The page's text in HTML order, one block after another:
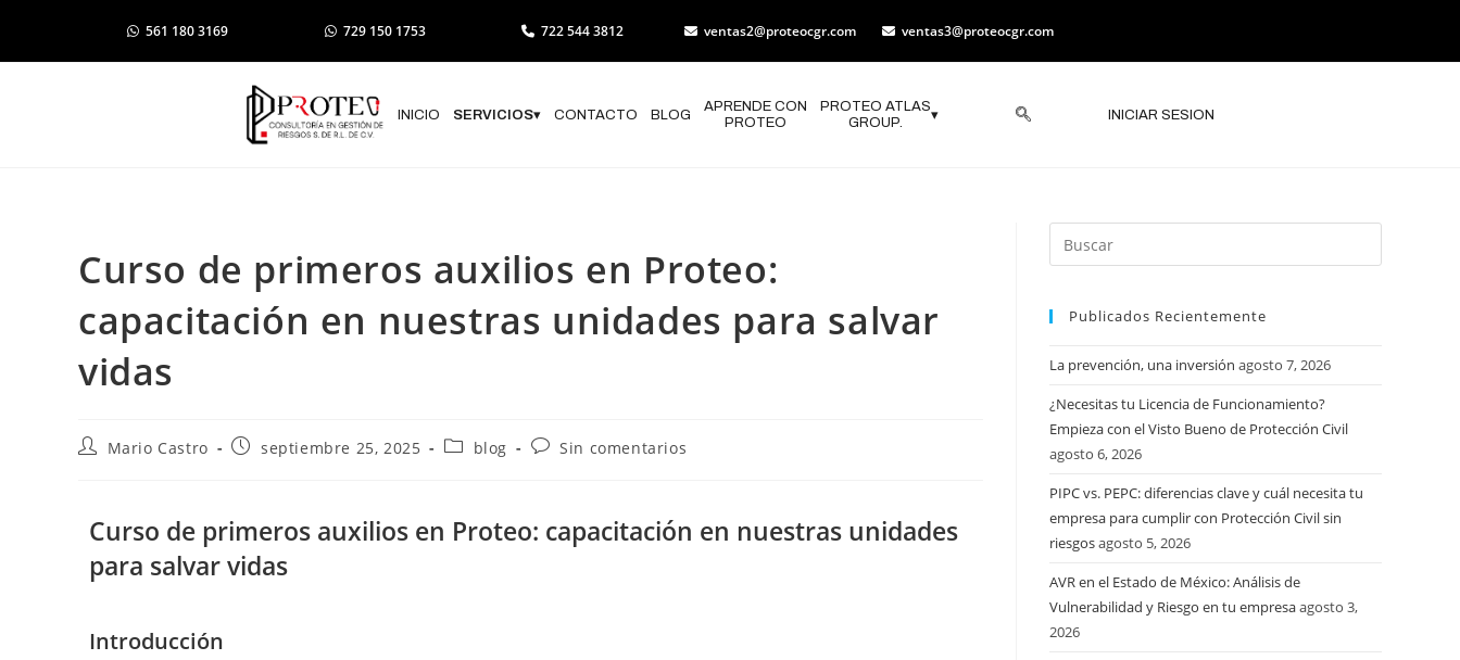
561 180 3169 729 150 1753 722 544 3812 ventas2@proteocgr.com ventas3@proteocgr.com
INICIO SERVICIOS▾ CONTACTO BLOG
APRENDE CON
PROTEO
PROTEO ATLAS
GROUP.
▾ INICIAR SESION
Curso de primeros auxilios en Proteo:
capacitación en nuestras unidades para salvar
vidas
Mario Castro septiembre 25, 2025 blog Sin comentarios
Curso de primeros auxilios en Proteo: capacitación en nuestras unidades
para salvar vidas
Introducción
Publicados Recientemente
La prevención, una inversión agosto 7, 2026
¿Necesitas tu Licencia de Funcionamiento?
Empieza con el Visto Bueno de Protección Civil
agosto 6, 2026
PIPC vs. PEPC: diferencias clave y cuál necesita tu
empresa para cumplir con Protección Civil sin
riesgosagosto 5, 2026
AVR en el Estado de México: Análisis de
Vulnerabilidad y Riesgo en tu empresaagosto 3,
2026